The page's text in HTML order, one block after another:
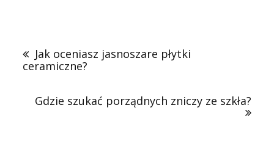
wpisu
Jak oceniasz jasnoszare płytki
ceramiczne?
Gdzie szukać porządnych zniczy ze szkła?